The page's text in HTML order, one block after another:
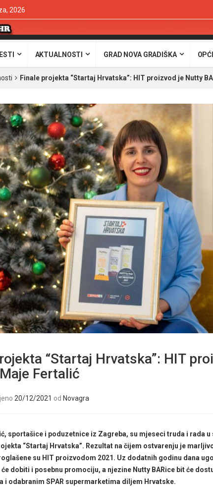
2026
AKTUALNOSTI GRAD NOVA GRADIŠKA
Finale projekta “Startaj Hrvatska”: HIT proizvod je Nutty
“Startaj Hrvatska”: HIT
Fertalić
20/12/2021 od Novagra
sportašice i poduzetnice iz Zagreba, su mjeseci truda i rada
“Startaj Hrvatska”. Rezultat na čijem ostvarenju je
su HIT proizvodom 2021. Uz dodatnih godinu dana
dobiti i posebnu promociju, a njezine Nutty BARice bit će
i odabranim SPAR supermarketima diljem Hrvatske.